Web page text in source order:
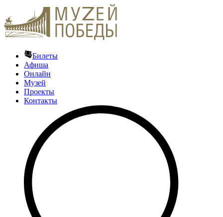
Билеты
Афиша
Онлайн
Музей
Проекты
Контакты